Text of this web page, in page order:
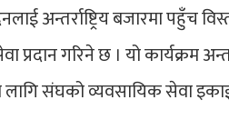
अन्तर्राष्ट्रिय बजारमा पहुँच
गरिने छ । यो कार्यक्रम
संघको व्यवसायिक सेवा